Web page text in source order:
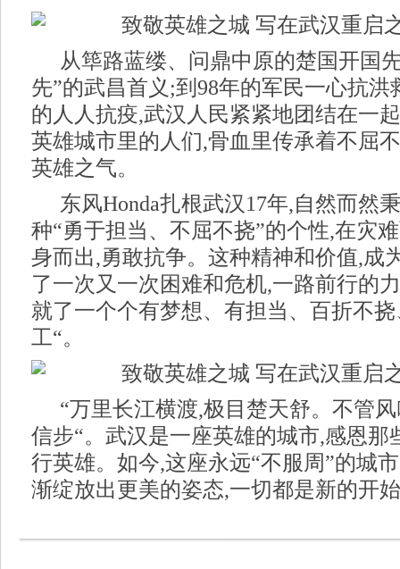
从筚路蓝缕、问鼎中原的楚国开国
先”的武昌首义;到98年的军民一心抗洪
的人人抗疫,武汉人民紧紧地团结在一
英雄城市里的人们,骨血里传承着不屈
英雄之气。
东风Honda扎根武汉17年,自然而然
种“勇于担当、不屈不挠”的个性,在灾
身而出,勇敢抗争。这种精神和价值,成
了一次又一次困难和危机,一路前行的
就了一个个有梦想、有担当、百折不
工“。
“万里长江横渡,极目楚天舒。不管
信步“。武汉是一座英雄的城市,感恩那
行英雄。如今,这座永远“不服周”的城
渐绽放出更美的姿态,一切都是新的开